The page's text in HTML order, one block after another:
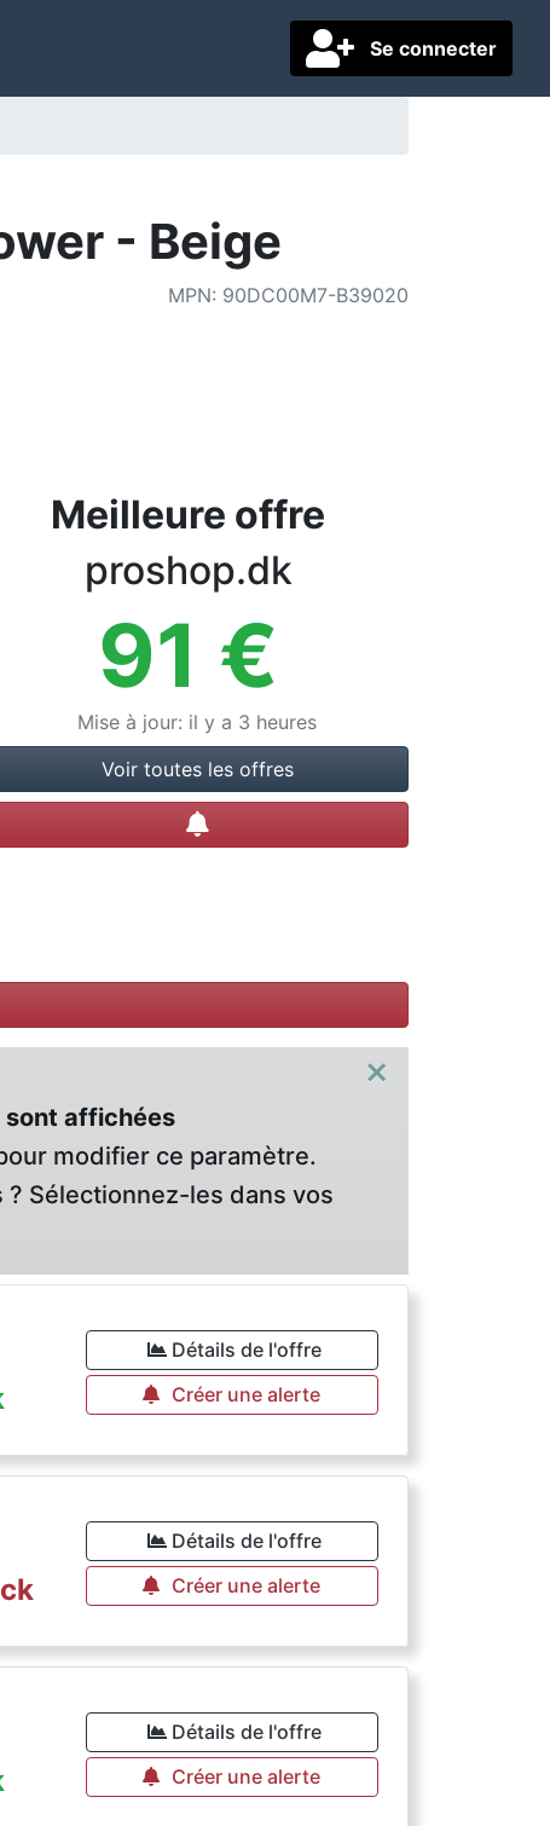
Se connecter
- Beige
MPN: 90DC00M7-B39020
Meilleure offre
proshop.dk
91 €
Mise à jour: il y a 3 heures
Voir toutes les offres
Créer une alerte
×
sont affichées
modifier ce paramètre.
Sélectionnez-les dans vos
Détails de l'offre
Créer une alerte
Détails de l'offre
Créer une alerte
Détails de l'offre
Créer une alerte